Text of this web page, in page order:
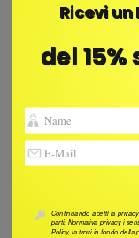
Showroom
Whatsapp 371-
Sivec srl P.i.
C.D.C. Toscana
Aggiorna le
Ricevi
del
Continuando acettl la
parti. Normativa privacy i
Policy, la trovi in fondo della